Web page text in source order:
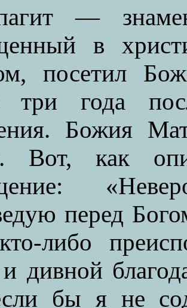
—
в
посетил
три года
Божия
Вот, как
перед
либо
дивной
бы я не